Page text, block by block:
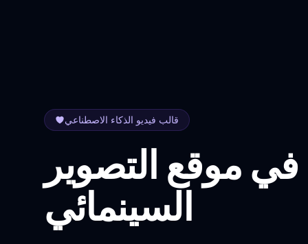
قالب فيديو الذكاء الاصطناعي
موقع التصوير
السينمائي